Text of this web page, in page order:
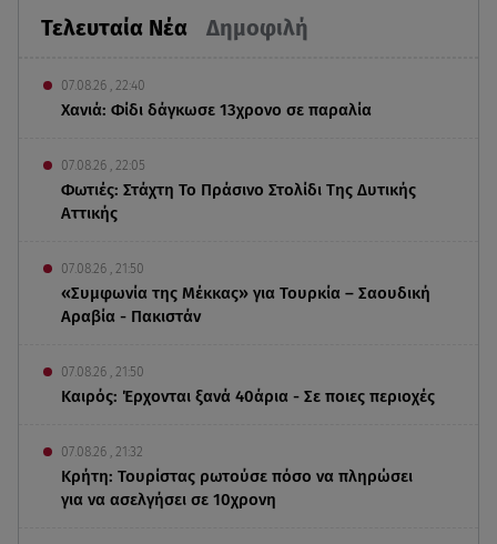
Τελευταία Νέα Δημοφιλή
07.08.26 , 22:40
Χανιά: Φίδι δάγκωσε 13χρονο σε παραλία
07.08.26 , 22:05
Φωτιές: Στάχτη Το Πράσινο Στολίδι Της Δυτικής
Αττικής
07.08.26 , 21:50
«Συμφωνία της Μέκκας» για Τουρκία – Σαουδική
Αραβία - Πακιστάν
07.08.26 , 21:50
Καιρός: Έρχονται ξανά 40άρια - Σε ποιες περιοχές
07.08.26 , 21:32
Κρήτη: Τουρίστας ρωτούσε πόσο να πληρώσει
για να ασελγήσει σε 10χρονη